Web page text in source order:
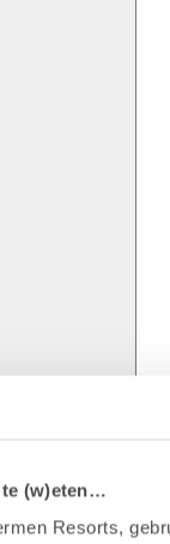
te (w)eten…
Resorts,